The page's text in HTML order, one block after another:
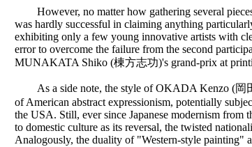
However, no matter how gathering several
was hardly successful in claiming anything
exhibiting only a few young innovative artists with
error to overcome the failure from the second
MUNAKATA Shiko (棟方志功)'s grand-prix at
As a side note, the style of OKADA Kenzo (岡
of American abstract expressionism, potentially
the USA. Still, ever since Japanese modernism
to domestic culture as its reversal, the twisted
Analogously, the duality of "Western-style painting"